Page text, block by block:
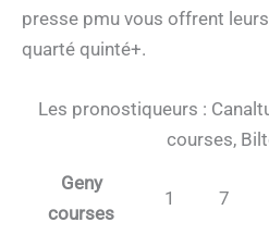
presse pmu vous offrent
quarté quinté+.
Les pronostiqueurs :
courses,
Geny
courses
1 7